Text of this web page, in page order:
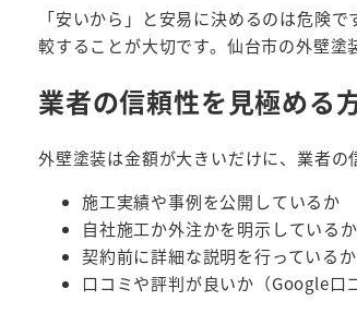
「安いから」と安易に決めるのは危険
較することが大切です。仙台市の外壁塗
業者の信頼性を見極める
外壁塗装は金額が大きいだけに、業者の
施工実績や事例を公開しているか
自社施工か外注かを明示しているか
契約前に詳細な説明を行っているか
口コミや評判が良いか（Google口